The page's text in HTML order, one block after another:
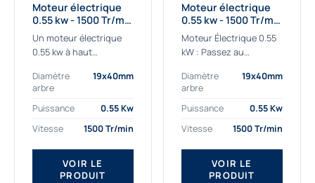
Moteur électrique
0.55 kw - 1500 Tr/min
- 230/400V - IE2
Un moteur électrique
0.55 kw à haut
applications les plus
exigeantes.
Notre moteur électrique
0.55 kw de référence
AGM2EL 80 M 4a...
Diamètre
arbre
19x40mm
Puissance
0.55 Kw
Vitesse
1500 Tr/min
VOIR LE
PRODUIT
Moteur électrique
0.55 kw - 1500 Tr/min
- 230/400V -
Rendement IE4
Moteur Électrique 0.55
kW : Passez au
Découvrez notre
moteur électrique 0.55
kW de nouvelle
génération, conçu pour
les...
Diamètre
arbre
19x40mm
Puissance
0.55 Kw
Vitesse
1500 Tr/min
VOIR LE
PRODUIT